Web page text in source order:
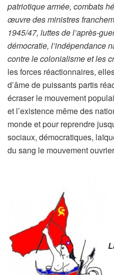
patriotique armée, combats
œuvre des ministres
1945/47, luttes de l’après-
démocratie, l’indépendance
contre le colonialisme et les
les forces réactionnaires,
d’âme de puissants partis
écraser le mouvement
et l’existence même des
monde et pour reprendre
sociaux, démocratiques,
du sang le mouvement